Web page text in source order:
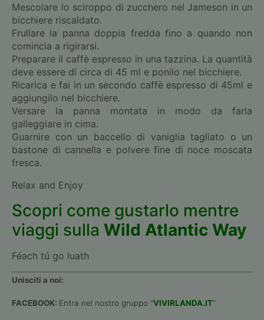
Mescolare lo sciroppo di zucchero nel Jameson in un
bicchiere riscaldato.
Frullare la panna doppia fredda fino a quando non
comincia a rigirarsi.
Preparare il caffè espresso in una tazzina. La quantità
deve essere di circa di 45 ml e ponilo nel bicchiere.
Ricarica e fai in un secondo caffè espresso di 45ml e
aggiungilo nel bicchiere.
Versare la panna montata in modo da farla
galleggiare in cima.
Guarnire con un baccello di vaniglia tagliato o un
bastone di cannella e polvere fine di noce moscata
fresca.
Relax and Enjoy
Scopri come gustarlo mentre
viaggi sulla Wild Atlantic Way
Féach tú go luath
Unisciti a noi:
FACEBOOK: Entra nel nostro gruppo “VIVIRLANDA.IT”